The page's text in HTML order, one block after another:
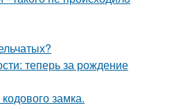
теперь за рождение
замка.